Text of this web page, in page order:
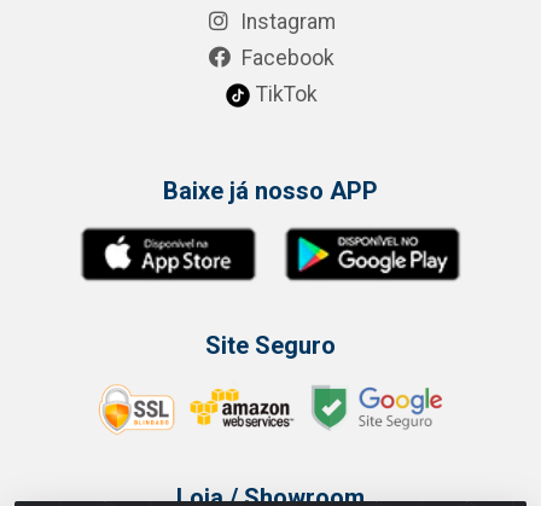
Instagram
Facebook
TikTok
Baixe já nosso APP
Site Seguro
Loja / Showroom